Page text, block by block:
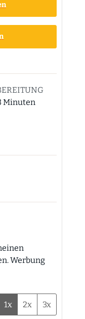
Minuten
Minuten
Werbung
1x 2x 3x